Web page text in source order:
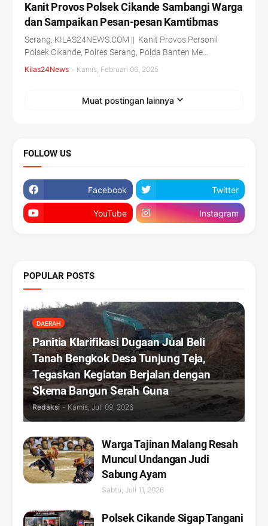
Kanit Provos Polsek Cikande Sambangi Warga
dan Sampaikan Pesan-pesan Kamtibmas
Serang, KILAS24NEWS.COM || Kanit Provos Personil
Polsek Cikande, Polres Serang, Polda Banten Me…
Kilas24News - Kamis, Februari 06, 2025
Muat postingan lainnya
FOLLOW US
Facebook Twitter
YouTube Instagram
POPULAR POSTS
DAERAH
Panitia Klarifikasi Dugaan Jual Beli
Tanah Bengkok Desa Tunjung Teja,
Tegaskan Kegiatan Berjalan dengan
Skema Bangun Serah Guna
Redaksi - Kamis, Juli 09, 2026
Warga Tajinan Malang Resah
Muncul Undangan Judi
Sabung Ayam
Sabtu, Juli 11, 2026
Polsek Cikande Sigap Tangani